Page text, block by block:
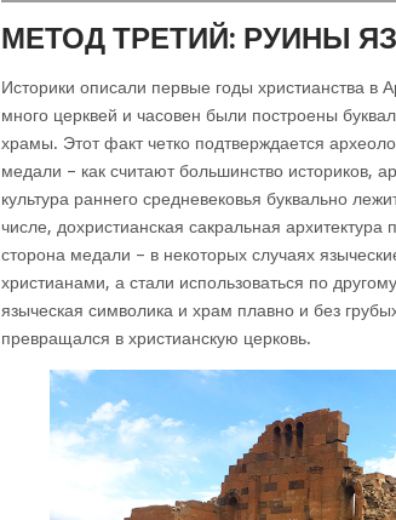
МЕТОД ТРЕТИЙ: РУИНЫ
Историки описали первые годы христианства в
много церквей и часовен были построены
храмы. Этот факт четко подтверждается
медали – как считают большинство историков,
культура раннего средневековья буквально
числе, дохристианская сакральная
сторона медали – в некоторых случаях
христианами, а стали использоваться по
языческая символика и храм плавно и без
превращался в христианскую церковь.